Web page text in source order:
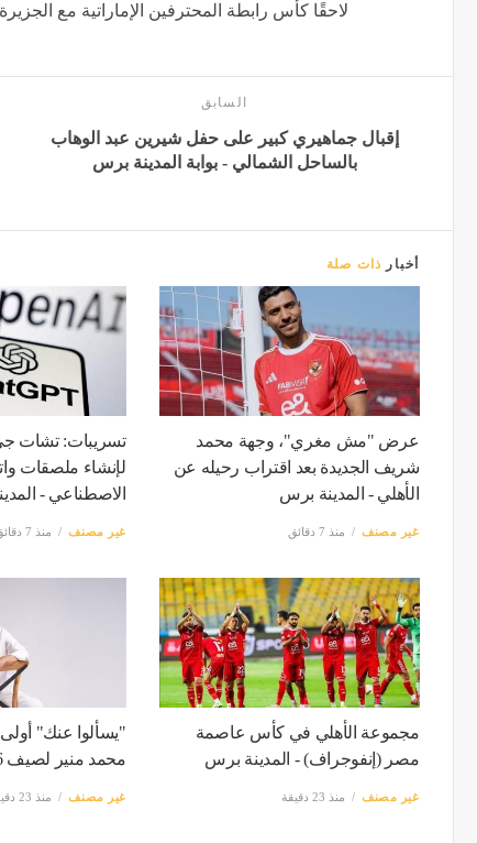
لاحقًا كأس رابطة المحترفين الإماراتية مع الجزيرة في
السابق
إقبال جماهيري كبير على حفل شيرين عبد الوهاب
بالساحل الشمالي - بوابة المدينة برس
أخبار ذات صلة
عرض "مش مغري"، وجهة محمد
شريف الجديدة بعد اقتراب رحيله عن
الأهلي - المدينة برس
غير مصنف منذ 7 دقائق
تسريبات: تشات
لإنشاء ملصقات
الاصطناعي -
غير مصنف منذ 7 دقائق
مجموعة الأهلي في كأس عاصمة
مصر (إنفوجراف) - المدينة برس
غير مصنف منذ 23 دقيقة
"يسألوا عنك"
محمد منير لصيف 2026 - المدينة برس
غير مصنف منذ 23 دقيقة